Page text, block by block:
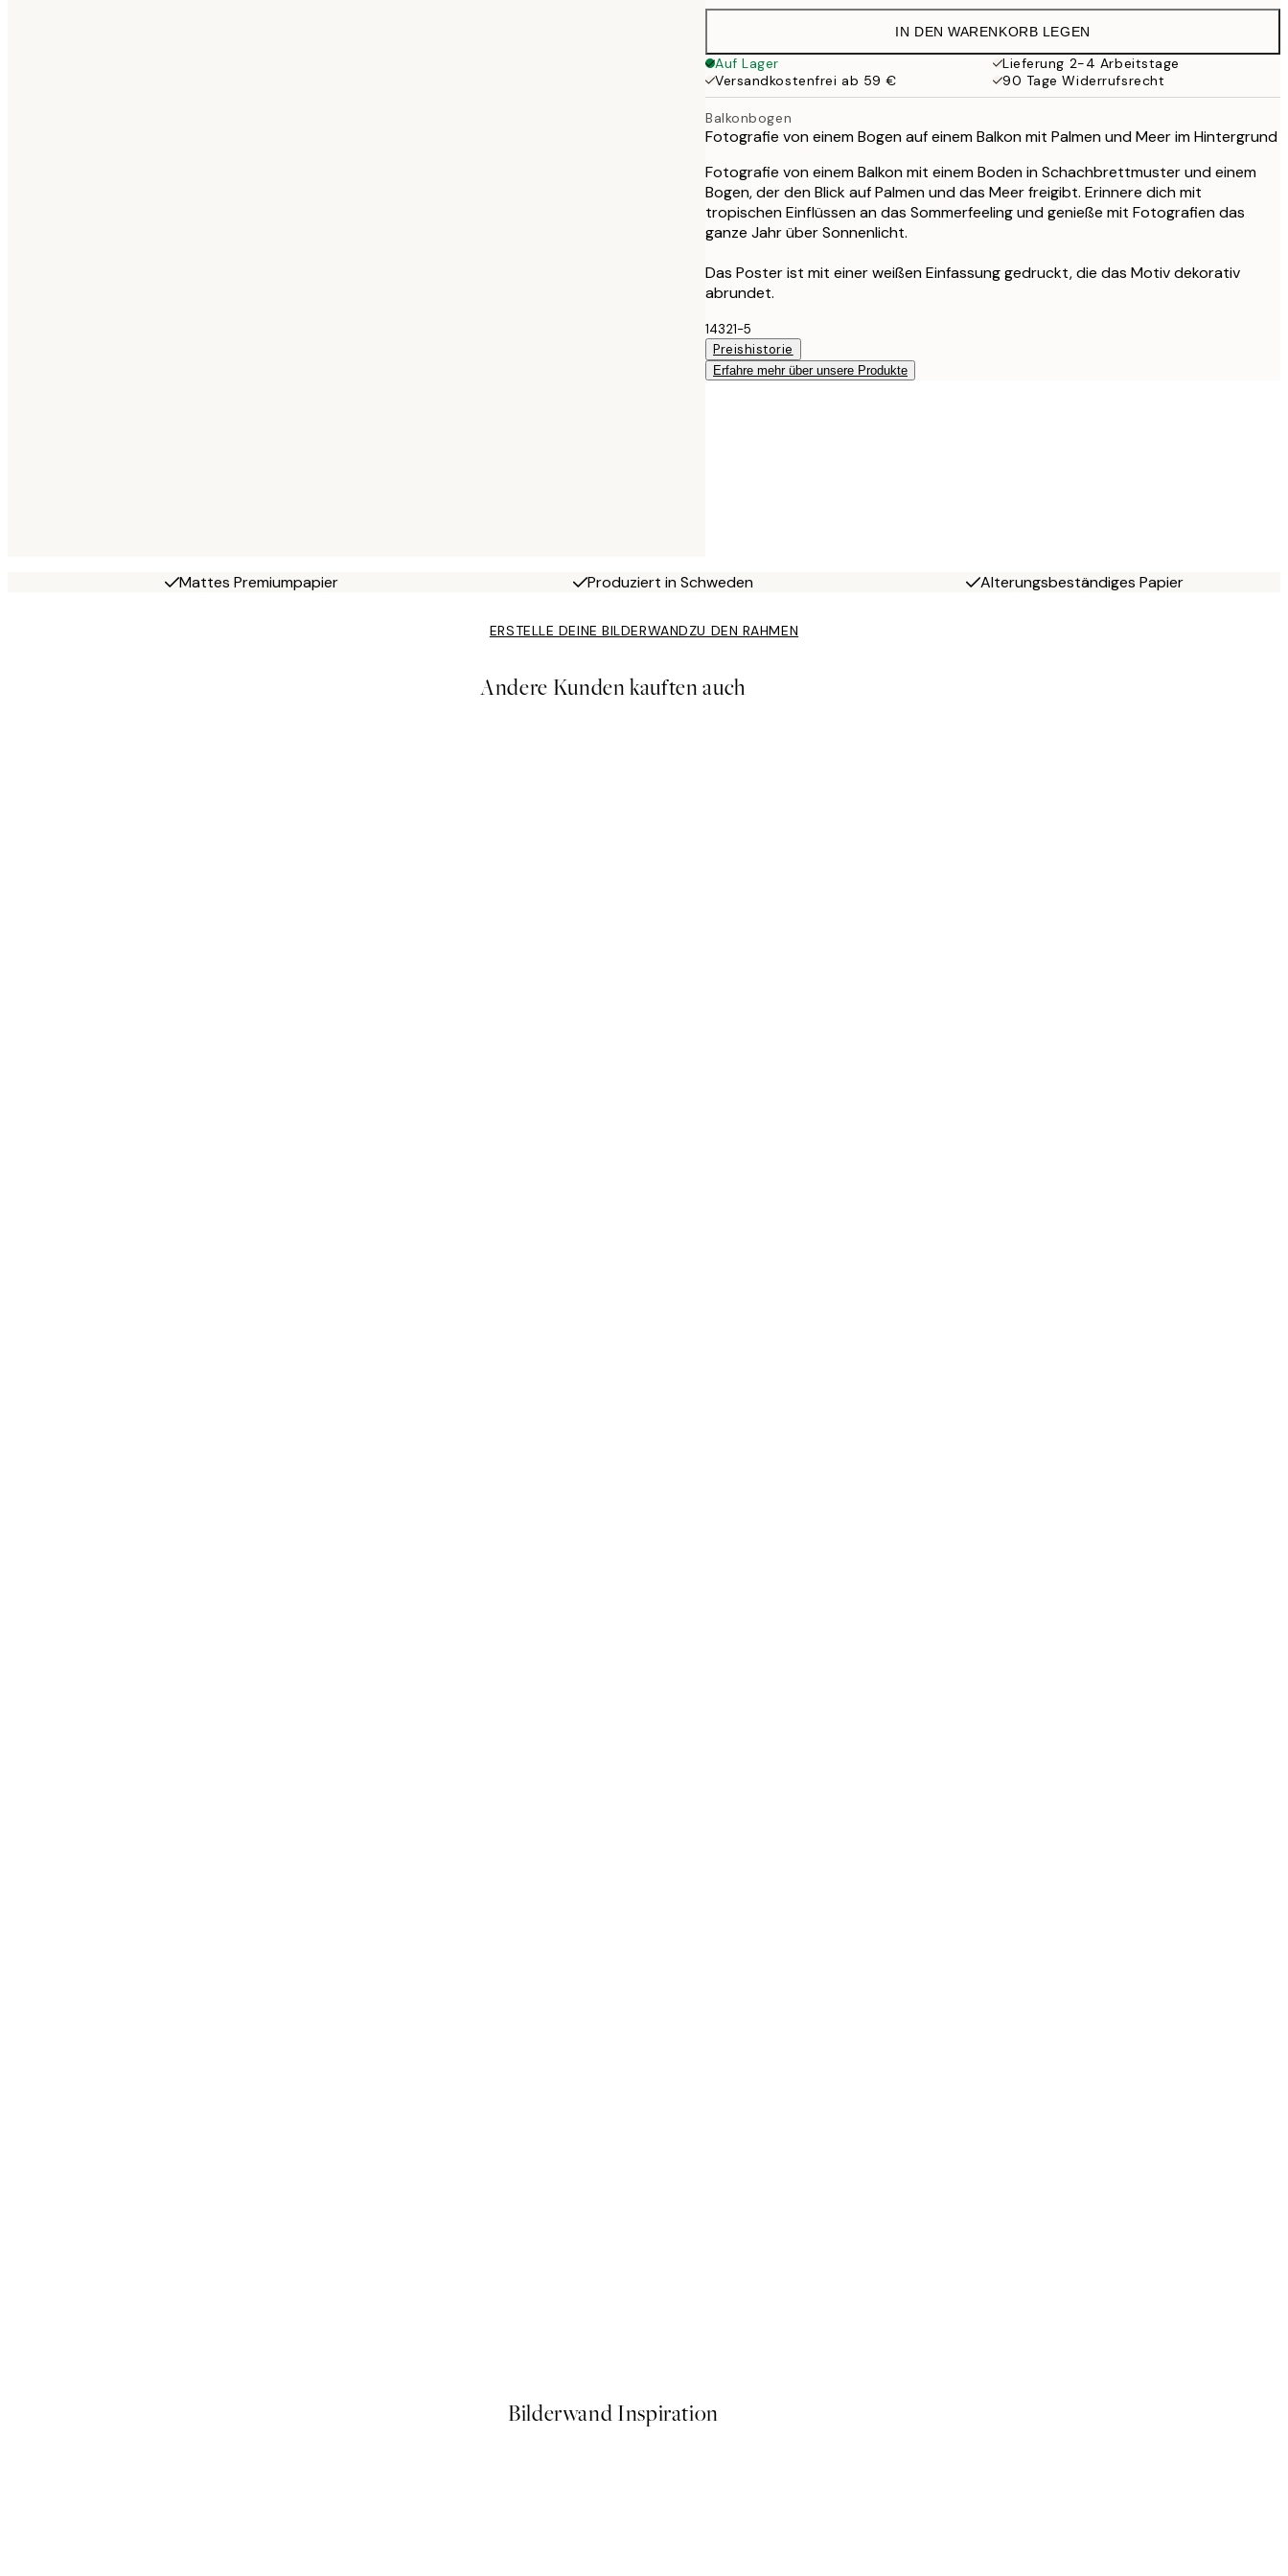
32,45 €
IN DEN WARENKORB LEGEN
Auf Lager
Lieferung 2-4 Arbeitstage
Versandkostenfrei ab 59 €
90 Tage Widerrufsrecht
Balkonbogen
Fotografie von einem Bogen auf einem Balkon mit Palmen und Meer im Hintergrund
Fotografie von einem Balkon mit einem Boden in Schachbrettmuster und einem
Bogen, der den Blick auf Palmen und das Meer freigibt. Erinnere dich mit
tropischen Einflüssen an das Sommerfeeling und genieße mit Fotografien das
ganze Jahr über Sonnenlicht.
Das Poster ist mit einer weißen Einfassung gedruckt, die das Motiv dekorativ
abrundet.
14321-5
Preishistorie
Erfahre mehr über unsere Produkte
Mattes Premiumpapier Produziert in Schweden Alterungsbeständiges Papier
ERSTELLE DEINE BILDERWANDZU DEN RAHMEN
Andere Kunden kauften auch
Bilderwand Inspiration